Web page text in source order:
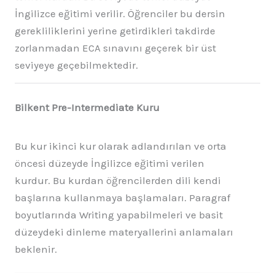
İngilizce eğitimi verilir. Öğrenciler bu dersin
gerekliliklerini yerine getirdikleri takdirde
zorlanmadan ECA sınavını geçerek bir üst
seviyeye geçebilmektedir.
Bilkent Pre-Intermediate Kuru
Bu kur ikinci kur olarak adlandırılan ve orta
öncesi düzeyde İngilizce eğitimi verilen
kurdur. Bu kurdan öğrencilerden dili kendi
başlarına kullanmaya başlamaları. Paragraf
boyutlarında Writing yapabilmeleri ve basit
düzeydeki dinleme materyallerini anlamaları
beklenir.